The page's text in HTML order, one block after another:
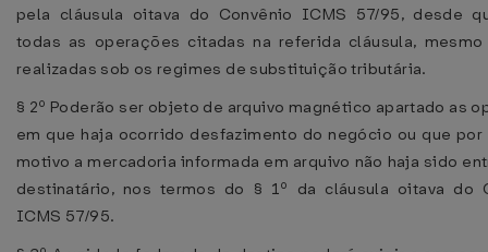
pela cláusula oitava do Convênio ICMS 57/95, desde
todas as operações citadas na referida cláusula,
realizadas sob os regimes de substituição tributária.
§ 2º Poderão ser objeto de arquivo magnético apartado as
em que haja ocorrido desfazimento do negócio ou que por
motivo a mercadoria informada em arquivo não haja sido
destinatário, nos termos do § 1º da cláusula oitava do
ICMS 57/95.